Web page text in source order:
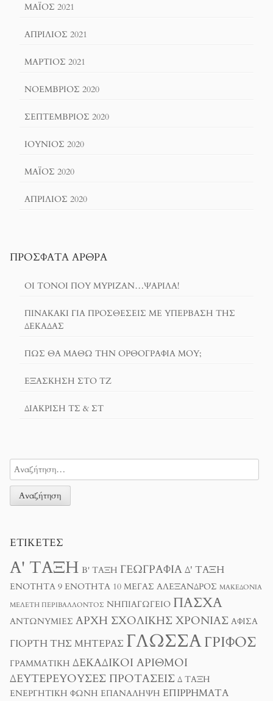
ΜΆΙΟΣ 2021
ΑΠΡΊΛΙΟΣ 2021
ΜΆΡΤΙΟΣ 2021
ΝΟΈΜΒΡΙΟΣ 2020
ΣΕΠΤΈΜΒΡΙΟΣ 2020
ΙΟΎΝΙΟΣ 2020
ΜΆΙΟΣ 2020
ΑΠΡΊΛΙΟΣ 2020
ΠΡΌΣΦΑΤΑ ΆΡΘΡΑ
ΟΙ ΤΌΝΟΙ ΠΟΥ ΜΎΡΙΖΑΝ…ΨΑΡΊΛΑ!
ΠΙΝΑΚΆΚΙ ΓΙΑ ΠΡΟΣΘΈΣΕΙΣ ΜΕ ΥΠΈΡΒΑΣΗ ΤΗΣ
ΔΕΚΆΔΑΣ
ΠΏΣ ΘΑ ΜΆΘΩ ΤΗΝ ΟΡΘΟΓΡΑΦΊΑ ΜΟΥ;
ΕΞΆΣΚΗΣΗ ΣΤΟ ΤΖ
ΔΙΆΚΡΙΣΗ ΤΣ & ΣΤ
ΕΤΙΚΈΤΕΣ
Α' ΤΆΞΗ Β' ΤΆΞΗ ΓΕΩΓΡΑΦΊΑΔ' ΤΆΞΗ
ΕΝΌΤΗΤΑ 9 ΕΝΌΤΗΤΑ 10 ΜΈΓΑΣ ΑΛΈΞΑΝΔΡΟΣ ΜΑΚΕΔΟΝΊΑ
ΜΕΛΈΤΗ ΠΕΡΙΒΆΛΛΟΝΤΟΣ ΝΗΠΙΑΓΩΓΕΊΟ ΠΆΣΧΑ
ΑΝΤΩΝΥΜΊΕΣ ΑΡΧΉ ΣΧΟΛΙΚΉΣ ΧΡΟΝΙΆΣ ΑΦΊΣΑ
ΓΙΟΡΤΉ ΤΗΣ ΜΗΤΈΡΑΣ ΓΛΏΣΣΑΓΡΊΦΟΣ
ΓΡΑΜΜΑΤΙΚΉ ΔΕΚΑΔΙΚΟΊ ΑΡΙΘΜΟΊ
ΔΕΥΤΕΡΕΎΟΥΣΕΣ ΠΡΟΤΆΣΕΙΣ Δ ΤΑΞΗ
ΕΝΕΡΓΗΤΙΚΉ ΦΩΝΉ ΕΠΑΝΆΛΗΨΗ ΕΠΙΡΡΉΜΑΤΑ